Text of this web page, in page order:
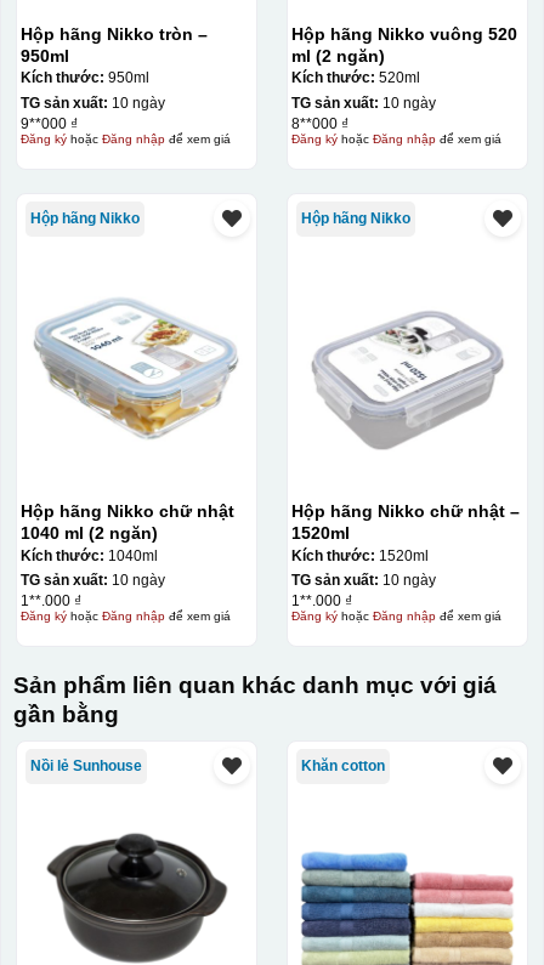
Kiểu in:
In lưới (silk screen printing) trong ngành quà tặng là kỹ
thuật in ấn sử dụng một tấm lưới được phủ hóa chất cảm
quang, trong đó hình ảnh cần in được phơi sáng tạo
thành khuôn. Mực in được đẩy qua các lỗ nhỏ trên lưới
bằng một thanh gạt (squeegee) để in lên bề mặt sản
phẩm như ly, cốc, bút, móc khóa hay các vật phẩm quà
khác nhau, độ bền cao, có thể in trên nhiều chất liệu và
phù hợp cho sản xuất số lượng lớn, tuy nhiên đòi hỏi
quy trình chuẩn bị kỹ lưỡng và chi phí setup ban đầu
tương đối cao.
Thủy tinh
Hộp hãng Nikko tròn –
950ml
Kích thước: 950ml
TG sản xuất: 10 ngày
9**000 ₫
Đăng kýhoặc Đăng nhậpđể xem giá
Hộp hãng Nikko vuông 520
ml (2 ngăn)
Kích thước: 520ml
TG sản xuất: 10 ngày
8**000 ₫
Đăng kýhoặc Đăng nhậpđể xem giá
Hộp hãng Nikko
Hộp hãng Nikko chữ nhật
1040 ml (2 ngăn)
Kích thước: 1040ml
TG sản xuất: 10 ngày
1**.000 ₫
Đăng kýhoặc Đăng nhậpđể xem giá
Hộp hãng Nikko
Hộp hãng Nikko chữ nhật –
1520ml
Kích thước: 1520ml
TG sản xuất: 10 ngày
1**.000 ₫
Đăng kýhoặc Đăng nhậpđể xem giá
Sản phẩm liên quan khác danh mục với giá
gần bằng
Nồi lẻ Sunhouse Khăn cotton